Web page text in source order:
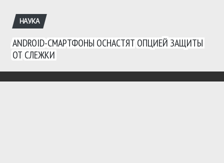
НАУКА
ANDROID-СМАРТФОНЫ ОСНАСТЯТ ОПЦИЕЙ ЗАЩИТЫ
ОТ СЛЕЖКИ